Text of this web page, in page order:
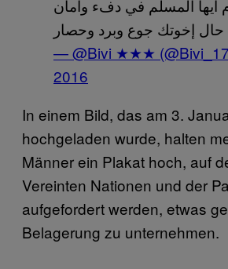
أيها المسلم في دفء وآمان
إخوتك جوع وبرد وحصار
— @Bivi ★★★
2016
In einem Bild, das am 3.
hochgeladen wurde, halten
Männer ein Plakat hoch, auf
Vereinten Nationen und der
aufgefordert werden, etwas
Belagerung zu unternehmen.